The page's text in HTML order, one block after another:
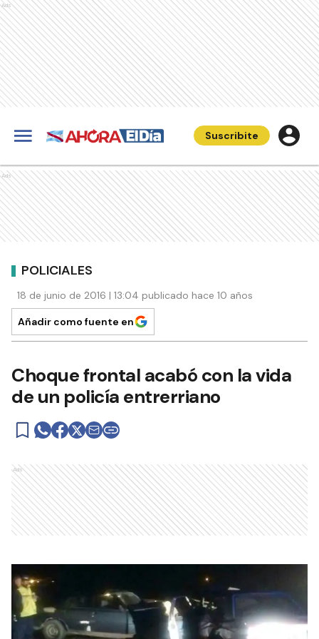
Ads
Suscribite
Ads
POLICIALES
18 de junio de 2016 | 13:04 publicado hace 10 años
Añadir como fuente en
Choque frontal acabó con la vida
de un policía entrerriano
Ads